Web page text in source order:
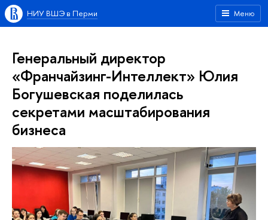
Меню
НИУ ВШЭ в Перми
Генеральный директор
«Франчайзинг-Интеллект» Юлия
Богушевская поделилась
секретами масштабирования
бизнеса